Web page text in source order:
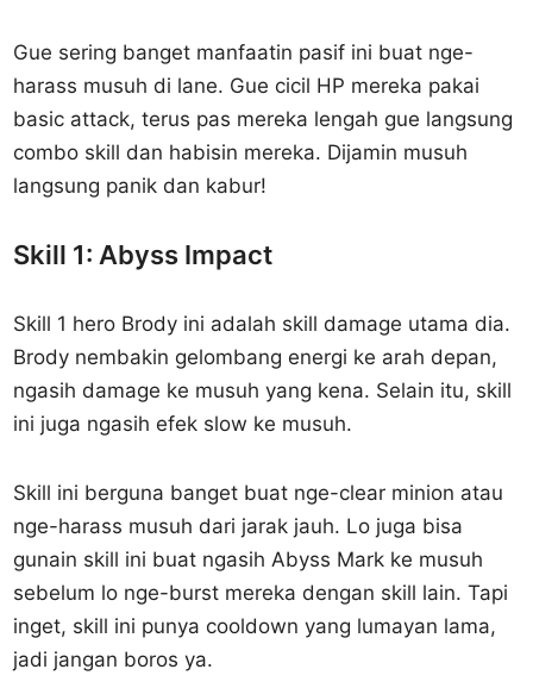
Gue sering banget manfaatin pasif ini buat nge-
harass musuh di lane. Gue cicil HP mereka pakai
basic attack, terus pas mereka lengah gue langsung
combo skill dan habisin mereka. Dijamin musuh
langsung panik dan kabur!
Skill 1: Abyss Impact
Skill 1 hero Brody ini adalah skill damage utama dia.
Brody nembakin gelombang energi ke arah depan,
ngasih damage ke musuh yang kena. Selain itu, skill
ini juga ngasih efek slow ke musuh.
Skill ini berguna banget buat nge-clear minion atau
nge-harass musuh dari jarak jauh. Lo juga bisa
gunain skill ini buat ngasih Abyss Mark ke musuh
sebelum lo nge-burst mereka dengan skill lain. Tapi
inget, skill ini punya cooldown yang lumayan lama,
jadi jangan boros ya.